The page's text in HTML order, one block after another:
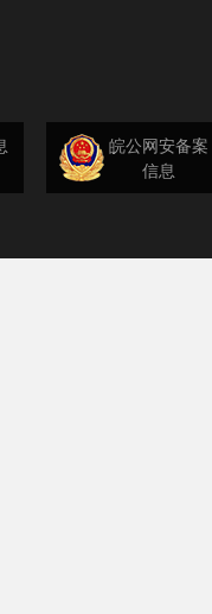
皖公网安备案
信息